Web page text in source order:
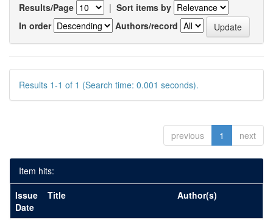
Results/Page | Sort items by
In order
Authors/record
Results 1-1 of 1 (Search time: 0.001 seconds).
previous 1 next
Item hits:
Issue
Date
Title Author(s)